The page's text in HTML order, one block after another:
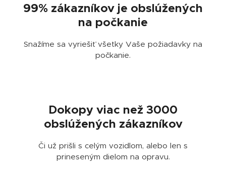
99% zákazníkov je obslúžených
na počkanie
Snažíme sa vyriešiť všetky Vaše požiadavky na
počkanie.
Dokopy viac než 3000
obslúžených zákazníkov
Či už prišli s celým vozidlom, alebo len s
prineseným dielom na opravu.